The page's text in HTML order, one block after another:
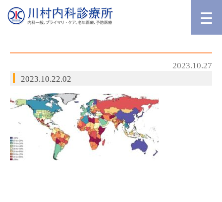
2023.10.27
2023.10.22.02